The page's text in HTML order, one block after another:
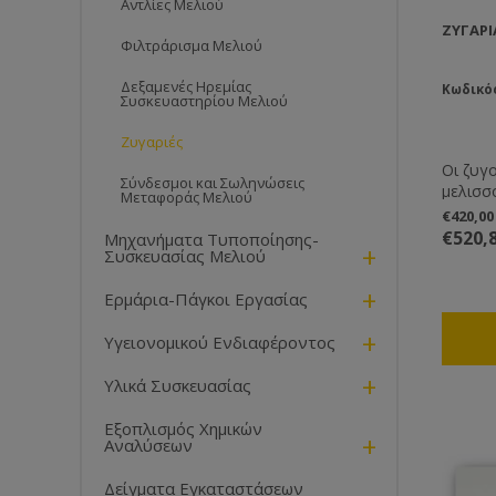
Οι
Αντλίες Μελιού
Φιλτράρισμα Μελιού
Δεξαμενές Ηρεμίας
Συσκευαστηρίου Μελιού
Ζυγαριές
Σύνδεσμοι και Σωληνώσεις
Μεταφοράς Μελιού
Μηχανήματα Τυποποίησης-
Συσκευασίας Μελιού +
Ερμάρια-Πάγκοι Εργασίας +
Υγειονομικού Ενδιαφέροντος +
Υλικά Συσκευασίας +
Εξοπλισμός Χημικών
Αναλύσεων +
Δείγματα Εγκαταστάσεων